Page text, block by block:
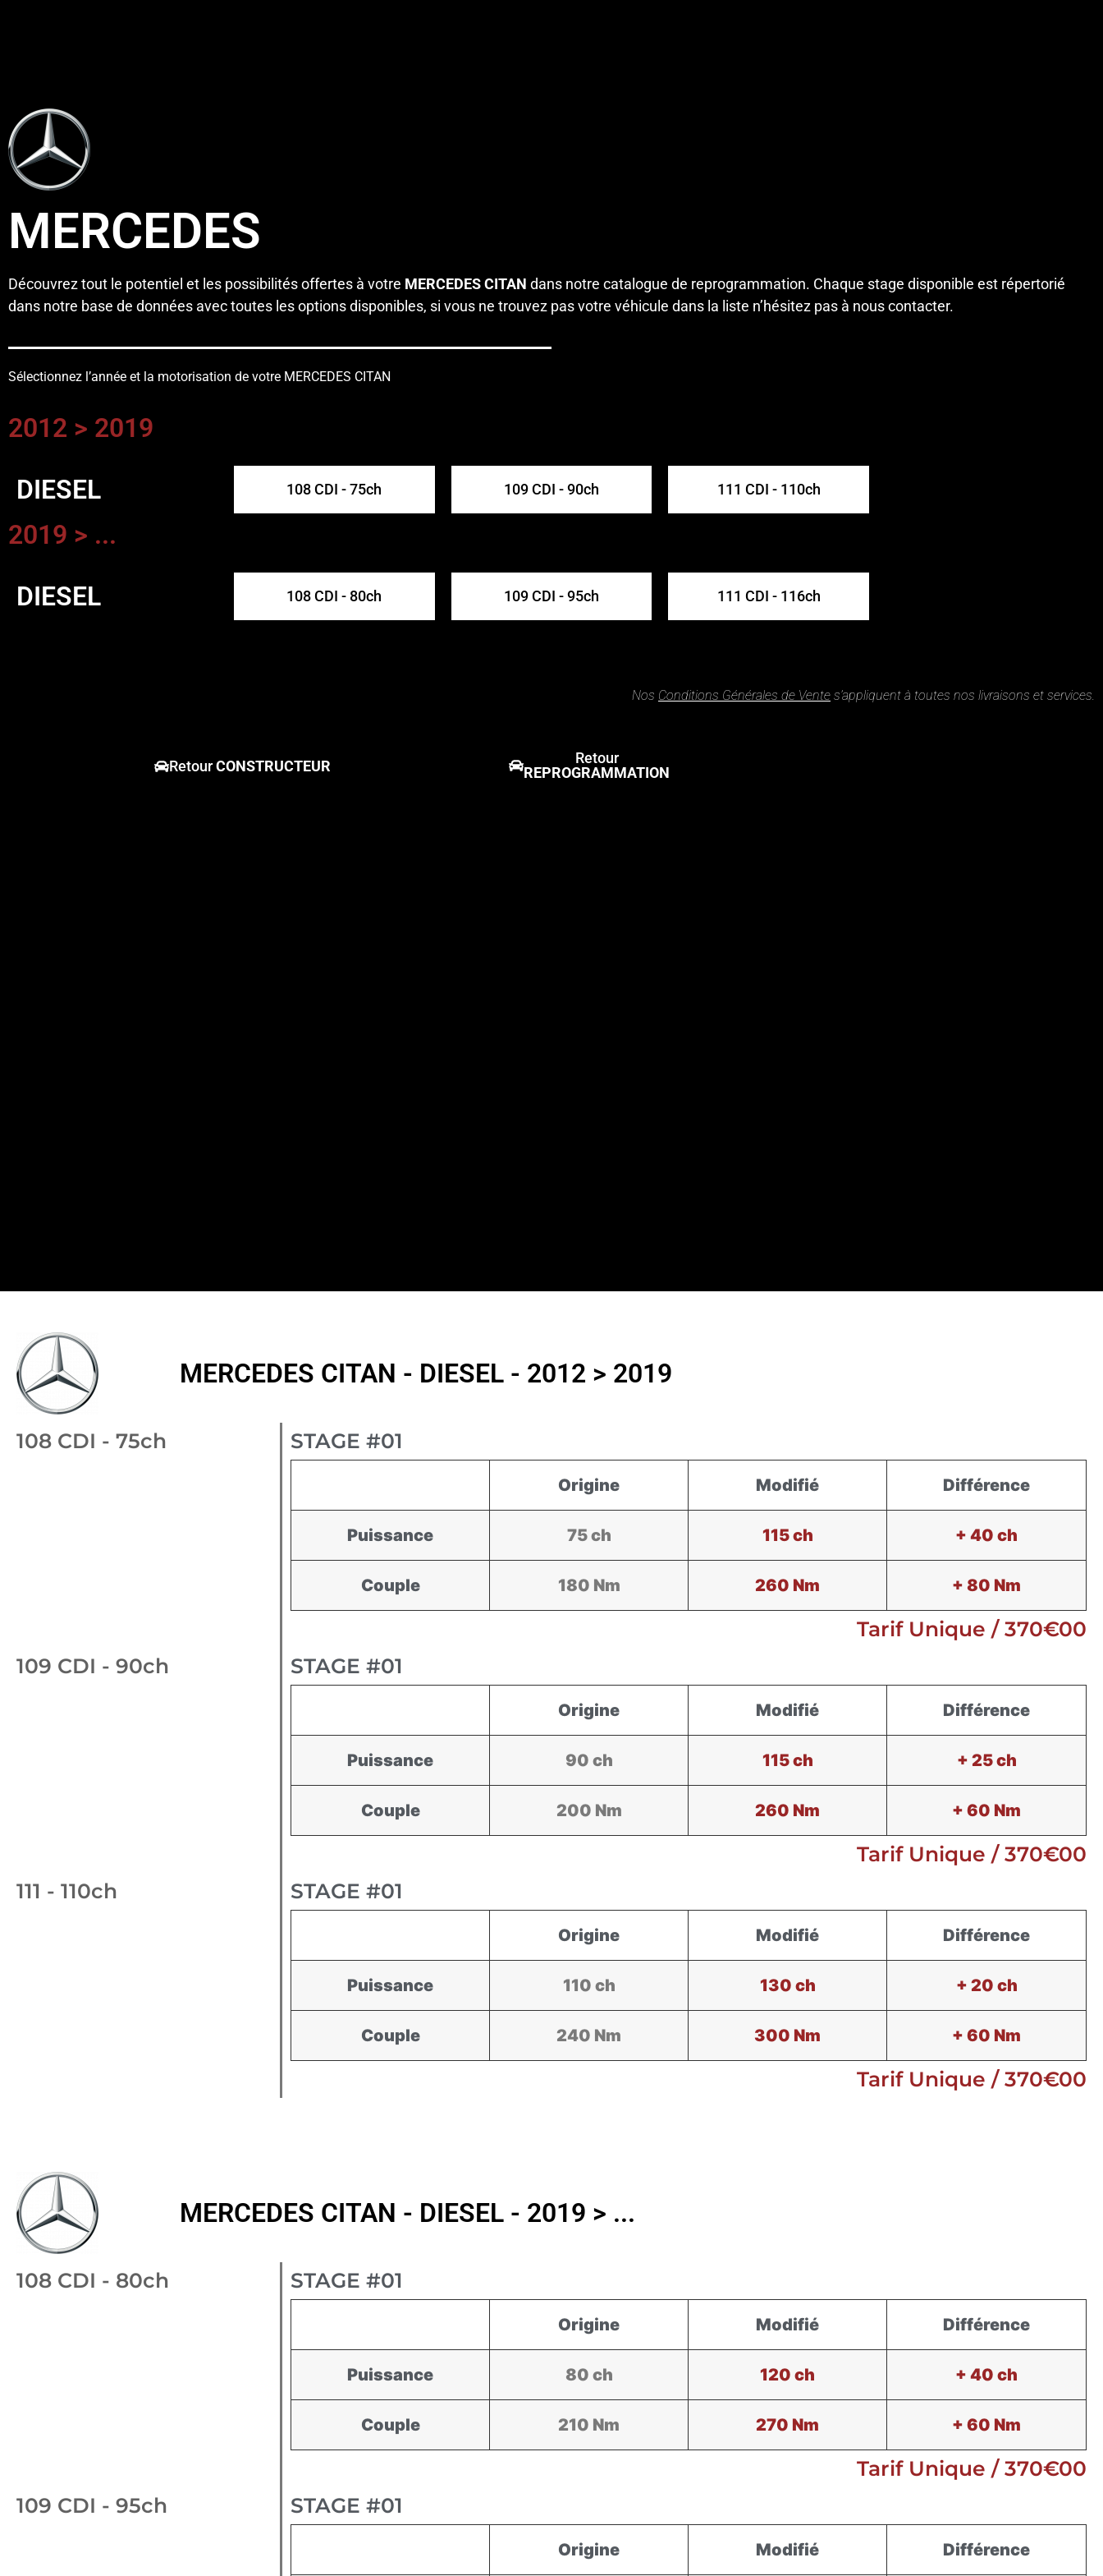
MERCEDES
Découvrez tout le potentiel et les possibilités offertes à votre MERCEDES CITAN dans notre catalogue de reprogrammation. Chaque stage disponible est répertorié
dans notre base de données avec toutes les options disponibles, si vous ne trouvez pas votre véhicule dans la liste n’hésitez pas à nous contacter.
Sélectionnez l’année et la motorisation de votre MERCEDES CITAN
2012 > 2019
DIESEL
108 CDI - 75ch 109 CDI - 90ch 111 CDI - 110ch
2019 > ...
DIESEL
108 CDI - 80ch 109 CDI - 95ch 111 CDI - 116ch
Nos Conditions Générales de Vente s’appliquent à toutes nos livraisons et services.
RetourCONSTRUCTEUR
Retour
REPROGRAMMATION
MERCEDES CITAN - DIESEL - 2012 > 2019
108 CDI - 75ch STAGE #01
Origine Modifié Différence
Puissance 75 ch 115 ch + 40 ch
Couple 180 Nm 260 Nm + 80 Nm
Tarif Unique / 370€00
109 CDI - 90ch
STAGE #01
Origine Modifié Différence
Puissance 90 ch 115 ch + 25 ch
Couple 200 Nm 260 Nm + 60 Nm
Tarif Unique / 370€00
111 - 110ch
STAGE #01
Origine Modifié Différence
Puissance 110 ch 130 ch + 20 ch
Couple 240 Nm 300 Nm + 60 Nm
Tarif Unique / 370€00
MERCEDES CITAN - DIESEL - 2019 > ...
108 CDI - 80ch STAGE #01
Origine Modifié Différence
Puissance 80 ch 120 ch + 40 ch
Couple 210 Nm 270 Nm + 60 Nm
Tarif Unique / 370€00
109 CDI - 95ch
STAGE #01
Origine Modifié Différence